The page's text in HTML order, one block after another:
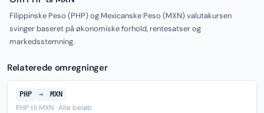
Filippinske Peso (PHP) og Mexicanske Peso (MXN) valutakursen
svinger baseret på økonomiske forhold, rentesatser og
markedsstemning.
Relaterede omregninger
PHP → MXN
PHP til MXN · Alle beløb